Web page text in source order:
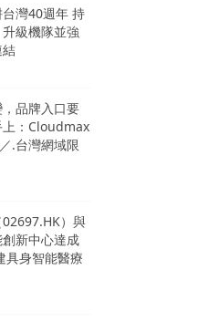
灣40週年 持
級機隊並強
品牌入口要
：Cloudmax
.台灣網域限
）與
新中心達成
具身智能醫療